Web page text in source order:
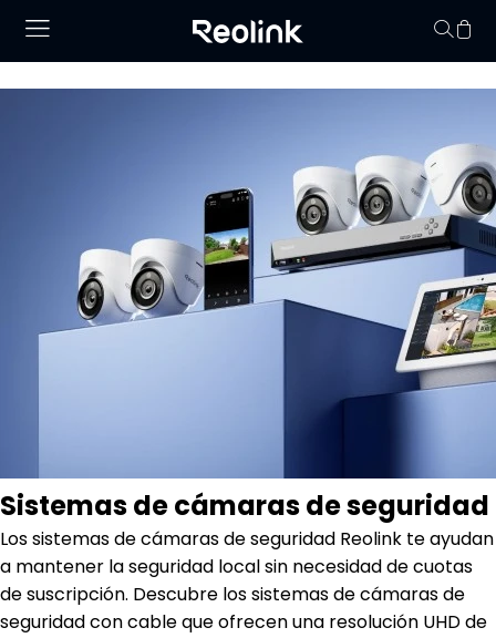
Sistemas de cámaras de seguridad
Los sistemas de cámaras de seguridad Reolink te ayudan
a mantener la seguridad local sin necesidad de cuotas
de suscripción. Descubre los sistemas de cámaras de
seguridad con cable que ofrecen una resolución UHD de